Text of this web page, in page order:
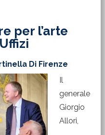
per l’arte
Di Firenze
Il
generale
Giorgio
Allori,